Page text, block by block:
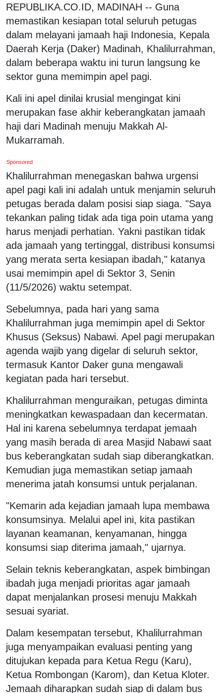
REPUBLIKA.CO.ID, MADINAH -- Guna
memastikan kesiapan total seluruh petugas
dalam melayani jamaah haji Indonesia, Kepala
Daerah Kerja (Daker) Madinah, Khalilurrahman,
dalam beberapa waktu ini turun langsung ke
sektor guna memimpin apel pagi.
Kali ini apel dinilai krusial mengingat kini
merupakan fase akhir keberangkatan jamaah
haji dari Madinah menuju Makkah Al-
Mukarramah.
Sponsored
​Khalilurrahman menegaskan bahwa urgensi
apel pagi kali ini adalah untuk menjamin seluruh
petugas berada dalam posisi siap siaga. "Saya
tekankan paling tidak ada tiga poin utama yang
harus menjadi perhatian. Yakni pastikan tidak
ada jamaah yang tertinggal, distribusi konsumsi
yang merata serta kesiapan ibadah," katanya
usai memimpin apel di Sektor 3, Senin
(11/5/2026) waktu setempat.
Sebelumnya, pada hari yang sama
Khalilurrahman juga memimpin apel di Sektor
Khusus (Seksus) Nabawi. Apel pagi merupakan
agenda wajib yang digelar di seluruh sektor,
termasuk Kantor Daker guna mengawali
kegiatan pada hari tersebut.
Khalilurrahman menguraikan, petugas diminta
meningkatkan kewaspadaan dan kecermatan.
Hal ini karena sebelumnya terdapat jemaah
yang masih berada di area Masjid Nabawi saat
bus keberangkatan sudah siap diberangkatkan.
Kemudian juga memastikan setiap jamaah
menerima jatah konsumsi untuk perjalanan.
"Kemarin ada kejadian jamaah lupa membawa
konsumsinya. Melalui apel ini, kita pastikan
layanan keamanan, kenyamanan, hingga
konsumsi siap diterima jamaah," ujarnya.
Selain teknis keberangkatan, aspek bimbingan
ibadah juga menjadi prioritas agar jamaah
dapat menjalankan prosesi menuju Makkah
sesuai syariat.
​Dalam kesempatan tersebut, Khalilurrahman
juga menyampaikan evaluasi penting yang
ditujukan kepada para Ketua Regu (Karu),
Ketua Rombongan (Karom), dan Ketua Kloter.
Jemaah diharapkan sudah siap di dalam bus